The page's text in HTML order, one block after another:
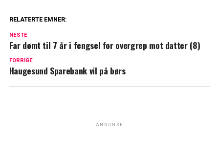
RELATERTE EMNER:
NESTE
Far dømt til 7 år i fengsel for overgrep mot datter (8)
FORRIGE
Haugesund Sparebank vil på børs
ANNONSE